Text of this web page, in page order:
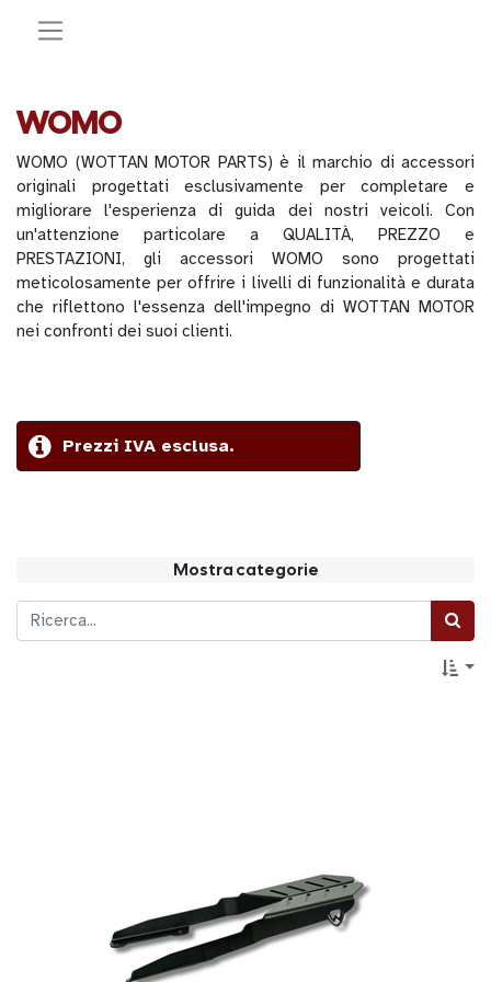
WOMO
WOMO (WOTTAN MOTOR PARTS) è il marchio di accessori
originali progettati esclusivamente per completare e
migliorare l'esperienza di guida dei nostri veicoli. Con
un'attenzione particolare a QUALITÀ, PREZZO e
PRESTAZIONI, gli accessori WOMO sono progettati
meticolosamente per offrire i livelli di funzionalità e durata
che riflettono l'essenza dell'impegno di WOTTAN MOTOR
nei confronti dei suoi clienti.
Prezzi IVA esclusa.
Mostra categorie